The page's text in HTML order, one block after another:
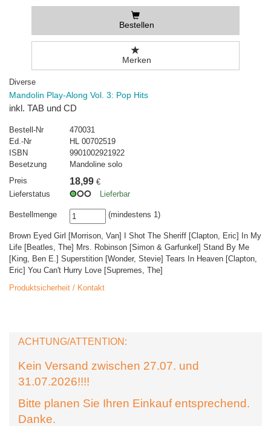
Bestellen
Merken
Diverse
Mandolin Play-Along Vol. 3: Pop Hits
inkl. TAB und CD
Bestell-Nr
470031
Ed.-Nr
HL 00702519
ISBN
9901002921922
Besetzung
Mandoline solo
Preis
18,99 €
Lieferstatus
Lieferbar
Bestellmenge (mindestens 1)
Brown Eyed Girl [Morrison, Van] I Shot The Sheriff [Clapton, Eric] In My
Life [Beatles, The] Mrs. Robinson [Simon & Garfunkel] Stand By Me
[King, Ben E.] Superstition [Wonder, Stevie] Tears In Heaven [Clapton,
Eric] You Can't Hurry Love [Supremes, The]
Produktsicherheit / Kontakt
ACHTUNG/ATTENTION:
Kein Versand zwischen 27.07. und
31.07.2026!!!!
Bitte planen Sie Ihren Einkauf entsprechend.
Danke.